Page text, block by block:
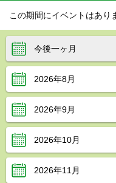
今後一ヶ月
2026年8月
2026年9月
2026年10月
2026年11月
この期間にイベントはあり